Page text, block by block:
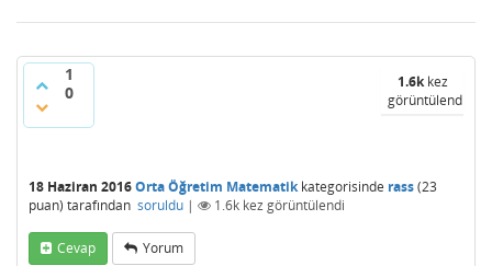
1
0
1.6kkez
görüntülendi
18 Haziran 2016Orta Öğretim Matematikkategorisinde rass(23
puan) tarafından soruldu | 1.6k kez görüntülendi
Cevap Yorum